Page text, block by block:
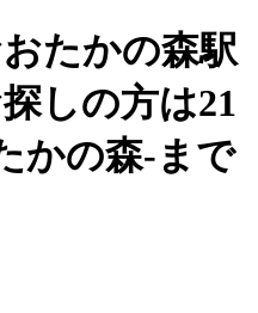
たかの森駅
しの方は21
かの森-まで